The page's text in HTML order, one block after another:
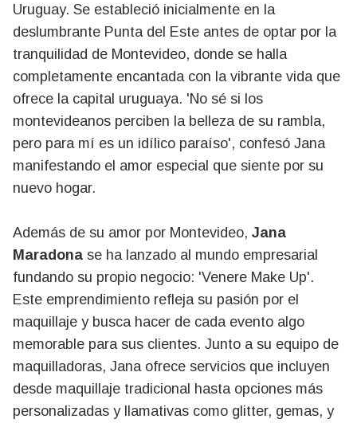
Uruguay. Se estableció inicialmente en la
deslumbrante Punta del Este antes de optar por la
tranquilidad de Montevideo, donde se halla
completamente encantada con la vibrante vida que
ofrece la capital uruguaya. 'No sé si los
montevideanos perciben la belleza de su rambla,
pero para mí es un idílico paraíso', confesó Jana
manifestando el amor especial que siente por su
nuevo hogar.
Además de su amor por Montevideo, Jana
Maradona se ha lanzado al mundo empresarial
fundando su propio negocio: 'Venere Make Up'.
Este emprendimiento refleja su pasión por el
maquillaje y busca hacer de cada evento algo
memorable para sus clientes. Junto a su equipo de
maquilladoras, Jana ofrece servicios que incluyen
desde maquillaje tradicional hasta opciones más
personalizadas y llamativas como glitter, gemas, y